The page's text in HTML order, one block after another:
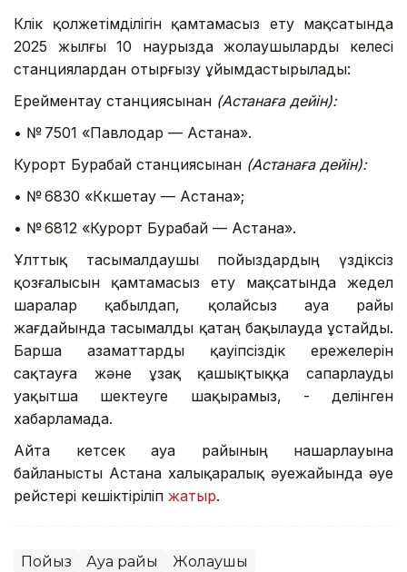
Көлік қолжетімділігін қамтамасыз ету мақсатында
2025 жылғы 10 наурызда жолаушыларды келесі
станциялардан отырғызу ұйымдастырылады:
Ерейментау станциясынан (Астанаға дейін):
• № 7501 «Павлодар — Астана».
Курорт Бурабай станциясынан (Астанаға дейін):
• № 6830 «Көкшетау — Астана»;
• № 6812 «Курорт Бурабай — Астана».
Ұлттық тасымалдаушы пойыздардың үздіксіз
қозғалысын қамтамасыз ету мақсатында жедел
шаралар қабылдап, қолайсыз ауа райы
жағдайында тасымалды қатаң бақылауда ұстайды.
Барша азаматтарды қауіпсіздік ережелерін
сақтауға және ұзақ қашықтыққа сапарлауды
уақытша шектеуге шақырамыз, - делінген
хабарламада.
Айта кетсек ауа райының нашарлауына
байланысты Астана халықаралық әуежайында әуе
рейстері кешіктіріліп жатыр.
Пойыз Ауа райы Жолаушы